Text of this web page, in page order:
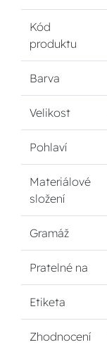
Kód
produktu
Barva
Velikost
Pohlaví
Materiálové
složení
Gramáž
Pratelné na
Etiketa
Zhodnocení